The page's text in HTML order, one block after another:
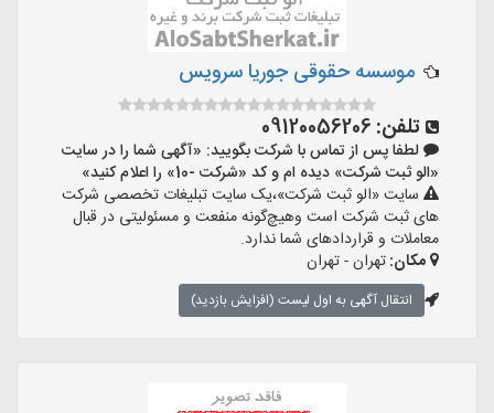
موسسه حقوقی جوریا سرویس
تلفن: 09120056206
لطفا پس از تماس با شرکت بگویید: «آگهی شما را در سایت
«الو ثبت شرکت» دیده ام و کد «شرکت -10» را اعلام کنید»
سایت «الو ثبت شرکت»،یک سایت تبلیغات تخصصی شرکت
های ثبت شرکت است وهیچ‌گونه منفعت و مسئولیتی در قبال
معاملات و قراردادهای شما ندارد.
مکان:تهران - تهران
انتقال آگهی به اول لیست (افزایش بازدید)